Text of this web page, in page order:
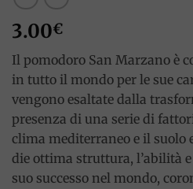
3.00€
Il pomodoro San Marzano è
in tutto il mondo per le sue
vengono esaltate dalla
presenza di una serie di
clima mediterraneo e il suolo
die ottima struttura, l’abilità
suo successo nel mondo,